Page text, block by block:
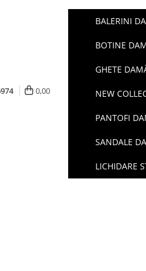
0,00
BALERINI
BOTINE
GHETE
NEW
PANTOFI
SANDALE
LICHIDARE